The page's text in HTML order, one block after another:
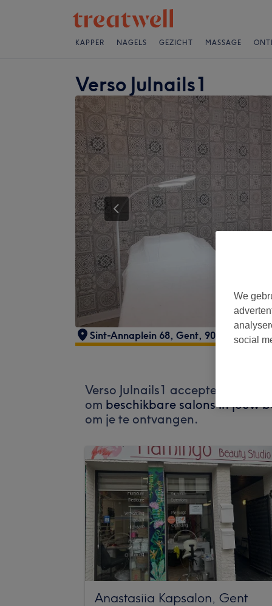
KAPPER NAGELS GEZICHT MASSAGE
Verso Julnails1
Sint-Annaplein 68, Gent, 9000
Verso Julnails1 accepteert
om beschikbare salons in jouw
om je te ontvangen.
Anastasiia Kapsalon, Gent
We
social